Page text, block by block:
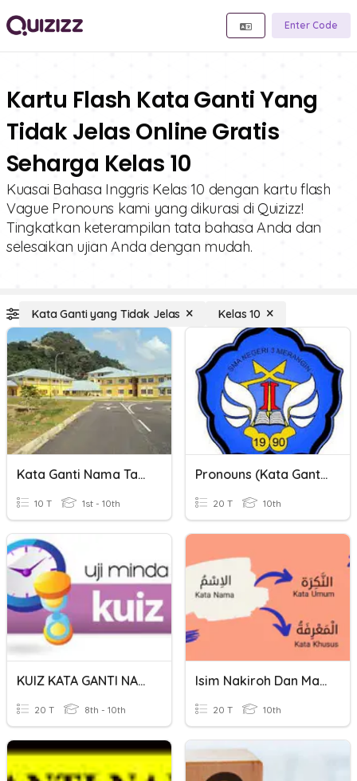
Enter Code
Kartu Flash Kata Ganti Yang
Tidak Jelas Online Gratis
Seharga Kelas 10
Kuasai Bahasa Inggris Kelas 10 dengan kartu flash
Vague Pronouns kami yang dikurasi di Quizizz!
Tingkatkan keterampilan tata bahasa Anda dan
selesaikan ujian Anda dengan mudah.
Kata Ganti yang Tidak Jelas Kelas 10
Kata Ganti Nama Tahun 6
10 T 1st - 10th
Pronouns (Kata Ganti)
20 T 10th
KUIZ KATA GANTI NAMA
20 T 8th - 10th
Isim Nakiroh Dan Ma'rifat
20 T 10th